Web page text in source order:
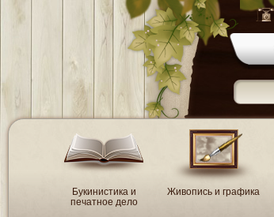
Букинистика и
печатное дело
Живопись и графика